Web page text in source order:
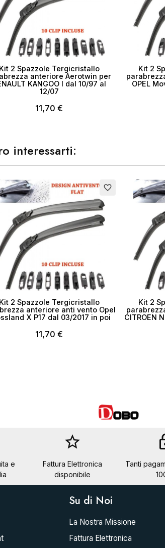
Kit 2 Spazzole Tergicristallo
anteriore Aerotwin per
KANGOO I dal 10/97 al
12/07
11,70 €
Kit 2
OPEL
interessarti:
favorite_border
Kit 2 Spazzole Tergicristallo
anteriore anti vento Opel
X P17 dal 03/2017 in poi
11,70 €
Kit 2
CITROEN
e
star_border
Fattura Elettronica
disponibile
Tanti
Su di Noi
La Nostra Missione
Fattura Elettronica